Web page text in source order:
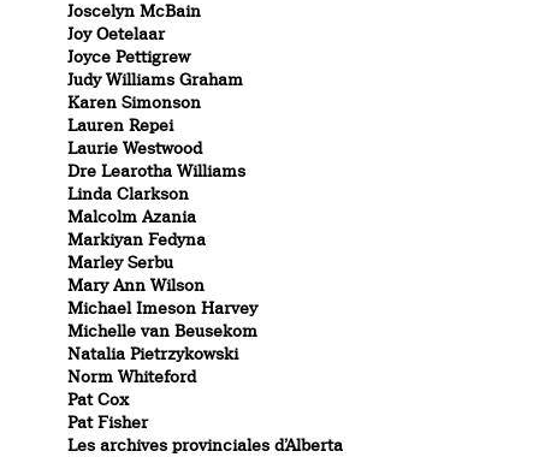
Joscelyn McBain
Joy Oetelaar
Joyce Pettigrew
Judy Williams Graham
Karen Simonson
Lauren Repei
Laurie Westwood
Dre Learotha Williams
Linda Clarkson
Malcolm Azania
Markiyan Fedyna
Marley Serbu
Mary Ann Wilson
Michael Imeson Harvey
Michelle van Beusekom
Natalia Pietrzykowski
Norm Whiteford
Pat Cox
Pat Fisher
Les archives provinciales d’Alberta